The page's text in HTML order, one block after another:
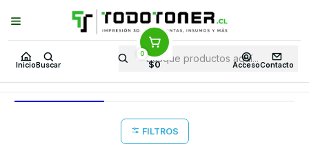
Inicio Buscar
0
$0 AccesoContacto
Puedes Elegir: Comprar enTienda· Despachoa Todo Chile · Retiro en
Tienda en24 Horas
Inicio Todo 3D FILAMENTOS TODO HIPS
TODO HIPS
FILTROS